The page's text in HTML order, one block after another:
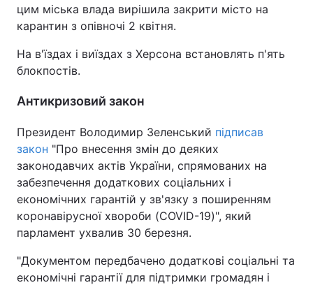
цим міська влада вирішила закрити місто на
карантин з опівночі 2 квітня.
На в'їздах і виїздах з Херсона встановлять п'ять
блокпостів.
Антикризовий закон
Президент Володимир Зеленський підписав
закон "Про внесення змін до деяких
законодавчих актів України, спрямованих на
забезпечення додаткових соціальних і
економічних гарантій у зв'язку з поширенням
коронавірусної хвороби (COVID-19)", який
парламент ухвалив 30 березня.
"Документом передбачено додаткові соціальні та
економічні гарантії для підтримки громадян і